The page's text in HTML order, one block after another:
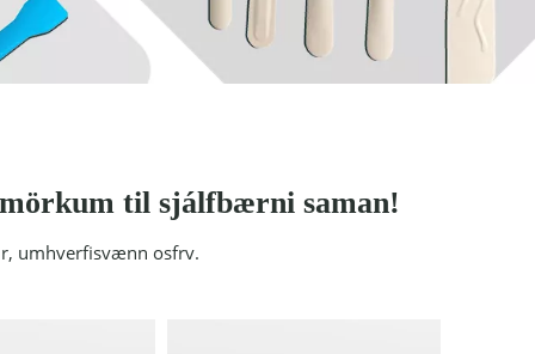
til sjálfbærni saman!
umhverfisvænn osfrv.